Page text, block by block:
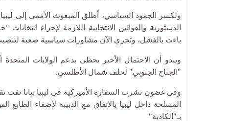
الدستورية والقوانين الانتخابية اللازمة لإجراء
باءت بالفشل، وتجري الآن مشاورات سياسية صعبة
ويبدو أن الاحتمال الأخير يحظى بدعم الولايات
"الجناح الجنوبي" لحلف شمال الأطلسي.
وفي غضون نشرت السفارة الأميركية في ليبيا بيانا
المسلحة داخل ليبيا بالاتفاق مع الدبيبة لإضفاء
بـ"الكاذبة"